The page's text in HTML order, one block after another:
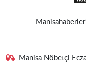
Manisa Nöbetçi